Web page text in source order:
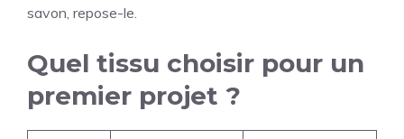
savon, repose-le.
Quel tissu choisir pour un
premier projet ?